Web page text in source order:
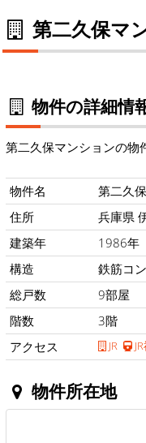
第二久保マ
物件の詳細情
第二久保マンションの物
物件名
第二久
住所
兵庫県
建築年
1986年
構造
鉄筋コ
総戸数
9部屋
階数
3階
アクセス
JR
物件所在地